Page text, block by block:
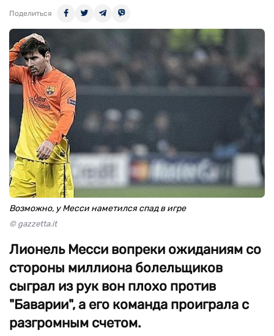
Поделиться
Возможно, у Месси наметился спад в игре
© gazzetta.it
Лионель Месси вопреки ожиданиям со
стороны миллиона болельщиков
сыграл из рук вон плохо против
"Баварии", а его команда проиграла с
разгромным счетом.